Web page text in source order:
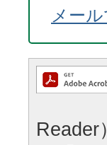
メー
Reader